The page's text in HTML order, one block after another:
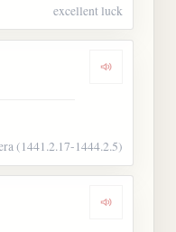
excellent luck
Dengarkan
(1441.2.17-1444.2.5)
Dengarkan